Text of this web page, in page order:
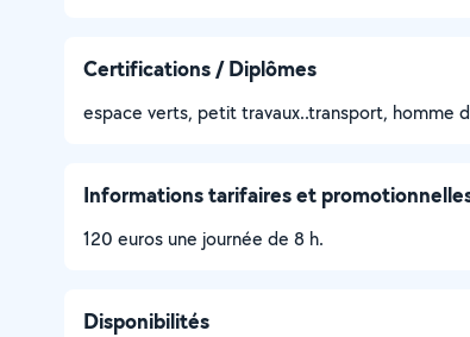
Certifications / Diplômes
espace verts, petit travaux..transport, homme
Informations tarifaires et
120 euros une journée de 8 h.
Disponibilités